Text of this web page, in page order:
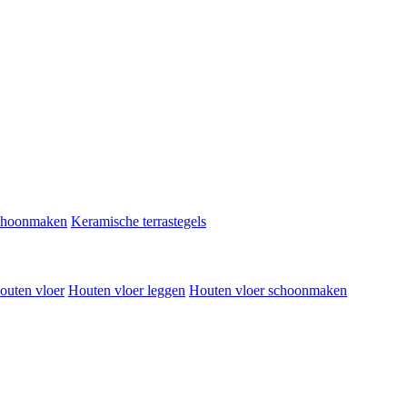
Keramische terrastegels
vloer Houten vloer leggen Houten vloer schoonmaken